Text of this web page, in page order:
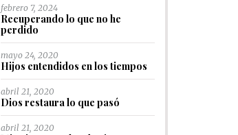
febrero 7, 2024
Recuperando lo que no he
perdido
mayo 24, 2020
Hijos entendidos en los tiempos
abril 21, 2020
Dios restaura lo que pasó
abril 21, 2020